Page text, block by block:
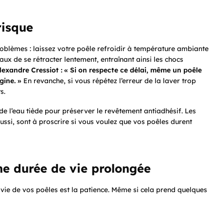
: laissez votre poêle refroidir à température ambiante
de se rétracter lentement, entraînant ainsi les chocs
Cressiot : « Si on respecte ce délai, même un poêle
» En revanche, si vous répétez l’erreur de la laver trop
l’eau tiède pour préserver le revêtement antiadhésif. Les
sont à proscrire si vous voulez que vos poêles durent
durée de vie prolongée
de vos poêles est la patience. Même si cela prend quelques